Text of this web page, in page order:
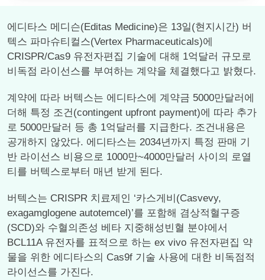
에디타스 메디슨(Editas Medicine)은 13일(현지시간) 버
텍스 파마슈티컬스(Vertex Pharmaceuticals)에
CRISPR/Cas9 유전자편집 기술에 대해 1억달러 규모로
비독점 라이선스를 부여하는 계약을 체결했다고 밝혔다.
계약에 따라 버텍스는 에디타스에 계약금 5000만달러에
더해 특정 조건(contingent upfront payment)에 따라 추가
로 5000만달러 등 총 1억달러를 지급한다. 조건내용은
공개하지 않았다. 에디타스는 2034년까지 특정 판매 기
반 라이선스 비용으로 1000만~4000만달러 사이의 로열
티를 버텍스로부터 매년 받게 된다.
버텍스는 CRISPR 치료제인 ‘카스게비(Casvevy,
exagamglogene autotemcel)’를 포함해 겸상적혈구증
(SCD)와 수혈의존성 베타 지중해성빈혈 분야에서
BCL11A 유전자를 표적으로 하는 ex vivo 유전자편집 약
물을 위한 에디타스의 Cas9f 기술 사용에 대한 비독점적
라이선스를 가진다.